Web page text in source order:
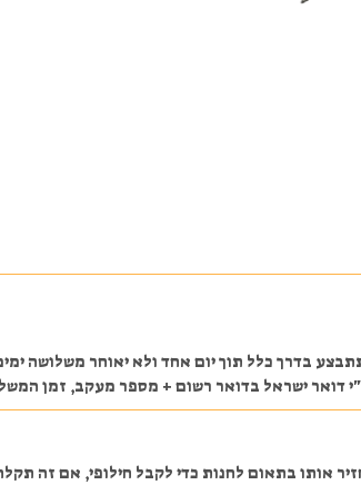
בדרך כלל תוך יום אחד ולא יאוחר משלושה
בדואר רשום + מספר מעקב, זמן המשלוח בדואר ישראל הוא
אותו בתאום לחנות כדי לקבל חילופי, אם זה